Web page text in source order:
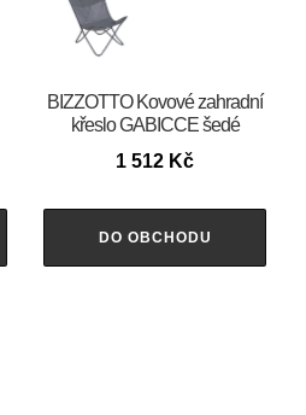
BIZZOTTO Kovové zahradní
křeslo GABICCE šedé
1 512 Kč
DO OBCHODU